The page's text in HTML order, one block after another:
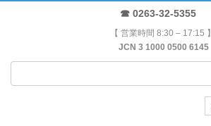
☎ 0263-32-5355
【 営業時間 8:30 – 17:15 】
JCN 3 1000 0500 6145